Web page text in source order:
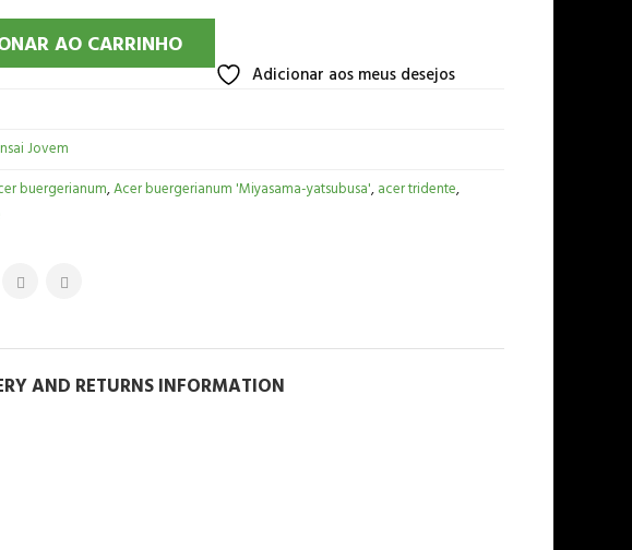
AO CARRINHO
Adicionar aos meus desejos
Jovem
buergerianum,Acer buergerianum 'Miyasama-yatsubusa',acer tridente,
AND RETURNS INFORMATION